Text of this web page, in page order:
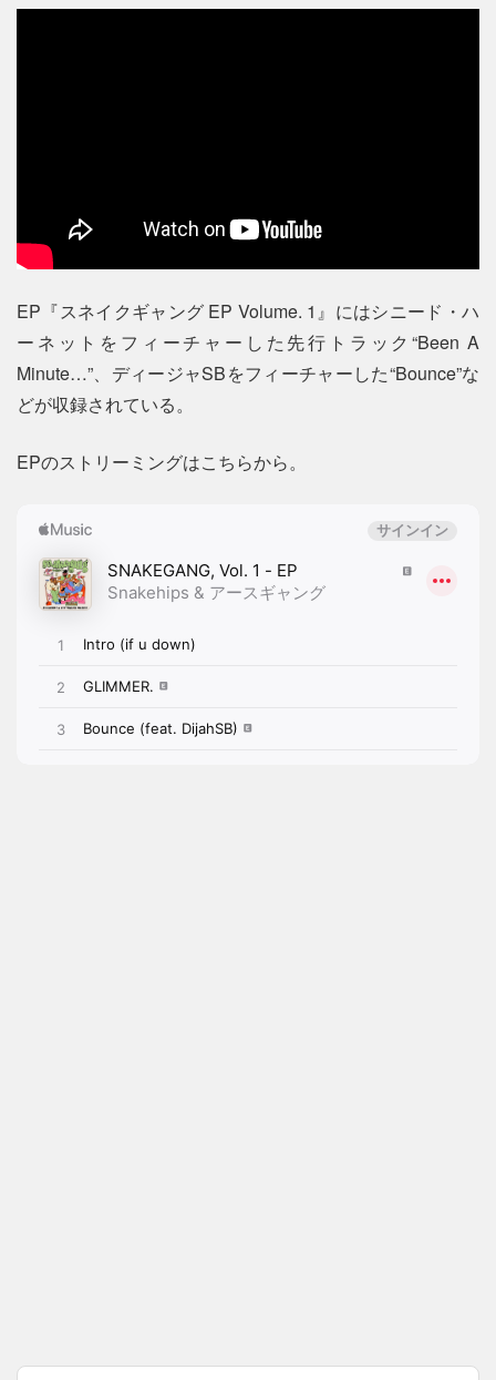
EP『スネイクギャング EP Volume. 1』にはシニード・ハ
ーネットをフィーチャーした先行トラック“Been A
Minute…”、ディージャSBをフィーチャーした“Bounce”な
どが収録されている。
EPのストリーミングはこちらから。